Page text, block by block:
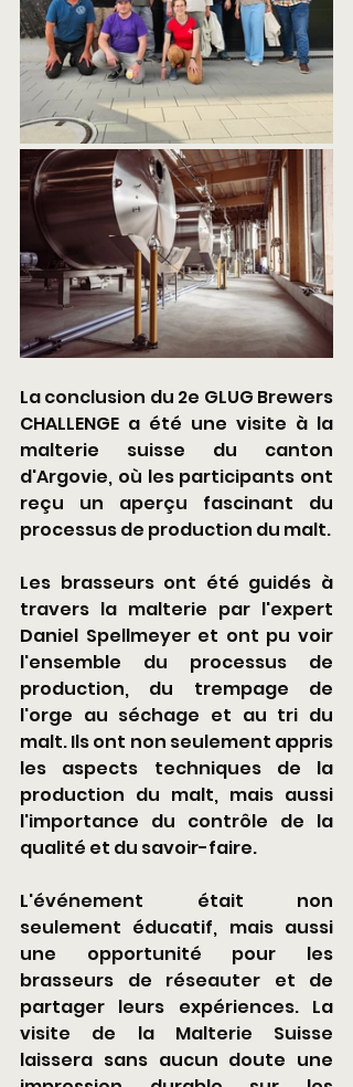
La conclusion du 2e GLUG Brewers
CHALLENGE a été une visite à la
malterie suisse du canton
d'Argovie, où les participants ont
reçu un aperçu fascinant du
processus de production du malt.
Les brasseurs ont été guidés à
travers la malterie par l'expert
Daniel Spellmeyer et ont pu voir
l'ensemble du processus de
production, du trempage de
l'orge au séchage et au tri du
malt. Ils ont non seulement appris
les aspects techniques de la
production du malt, mais aussi
l'importance du contrôle de la
qualité et du savoir-faire.
L'événement était non
seulement éducatif, mais aussi
une opportunité pour les
brasseurs de réseauter et de
partager leurs expériences. La
visite de la Malterie Suisse
laissera sans aucun doute une